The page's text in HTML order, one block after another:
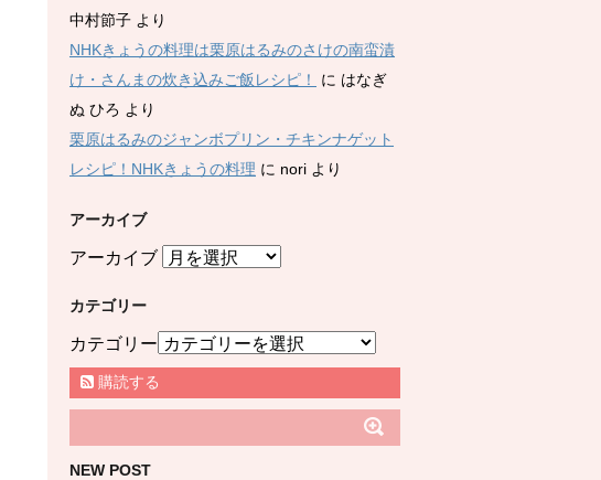
中村節子 より
NHKきょうの料理は栗原はるみのさけの南蛮漬
け・さんまの炊き込みご飯レシピ！
に はなぎ
ぬ ひろ より
栗原はるみのジャンボプリン・チキンナゲット
レシピ！NHKきょうの料理 に nori より
アーカイブ
アーカイブ
カテゴリー
カテゴリー
購読する
NEW POST